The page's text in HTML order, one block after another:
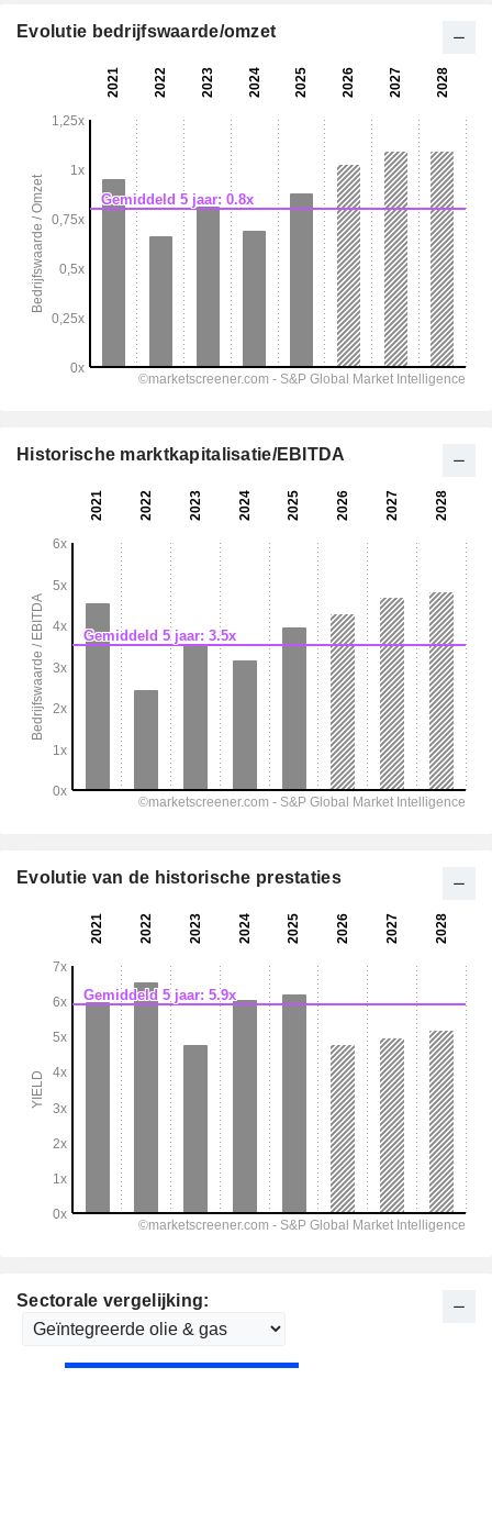
Sectorale vergelijking:
Evolutie bedrijfswaarde/omzet
Historische marktkapitalisatie/EBITDA
Evolutie van de historische prestaties